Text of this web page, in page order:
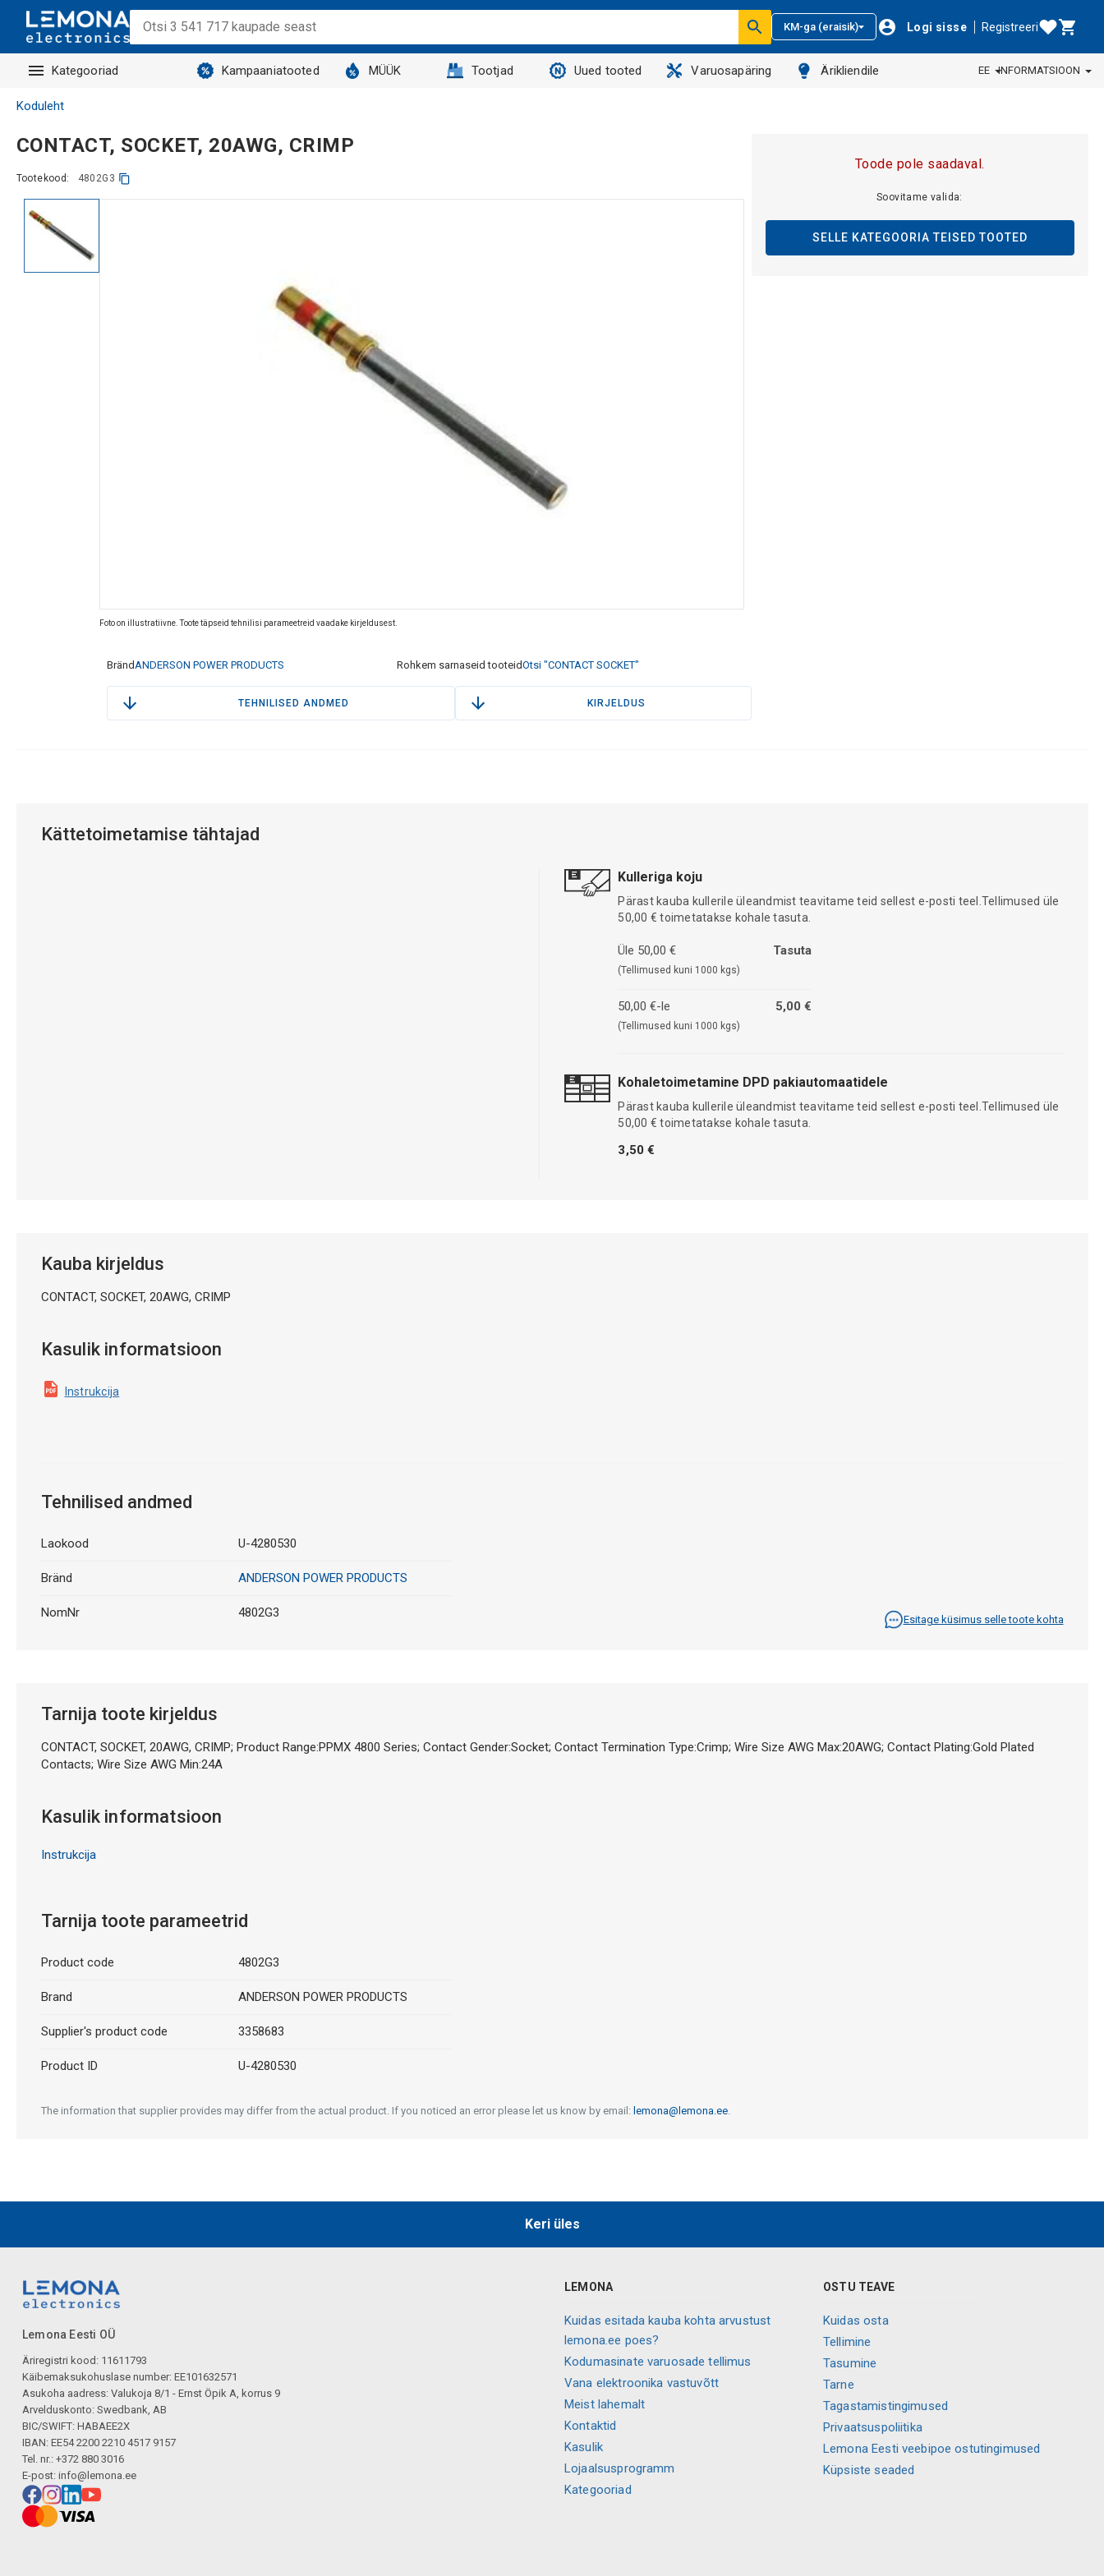
KM-ga (eraisik) Logi sisse Registreeri
Kategooriad Kampaaniatooted MÜÜK Tootjad Uued tooted Varuosapäring Ärikliendile EE INFORMATSIOON
Koduleht
CONTACT, SOCKET, 20AWG, CRIMP
Tootekood: 4802G3
Foto on illustratiivne. Toote täpseid tehnilisi parameetreid vaadake kirjeldusest.
BrändANDERSON POWER PRODUCTS Rohkem sarnaseid tooteidOtsi "CONTACT SOCKET"
TEHNILISED ANDMED KIRJELDUS
Toode pole saadaval.
Soovitame valida:
SELLE KATEGOORIA TEISED TOOTED
Kättetoimetamise tähtajad
Kulleriga koju
Pärast kauba kullerile üleandmist teavitame teid sellest e-posti teel.Tellimused üle
50,00 € toimetatakse kohale tasuta.
Üle 50,00 €
(Tellimused kuni 1000 kgs)
Tasuta
50,00 €-le
(Tellimused kuni 1000 kgs)
5,00 €
Kohaletoimetamine DPD pakiautomaatidele
Pärast kauba kullerile üleandmist teavitame teid sellest e-posti teel.Tellimused üle
50,00 € toimetatakse kohale tasuta.
3,50 €
Kauba kirjeldus
CONTACT, SOCKET, 20AWG, CRIMP
Kasulik informatsioon
Instrukcija
Tehnilised andmed
Laokood U-4280530
Bränd ANDERSON POWER PRODUCTS
NomNr 4802G3 Esitage küsimus selle toote kohta
Tarnija toote kirjeldus
CONTACT, SOCKET, 20AWG, CRIMP; Product Range:PPMX 4800 Series; Contact Gender:Socket; Contact Termination Type:Crimp; Wire Size AWG Max:20AWG; Contact Plating:Gold Plated
Contacts; Wire Size AWG Min:24A
Kasulik informatsioon
Instrukcija
Tarnija toote parameetrid
Product code 4802G3
Brand ANDERSON POWER PRODUCTS
Supplier's product code 3358683
Product ID U-4280530
The information that supplier provides may differ from the actual product. If you noticed an error please let us know by email: lemona@lemona.ee.
Keri üles
Lemona Eesti OÜ
Äriregistri kood: 11611793
Käibemaksukohuslase number: EE101632571
Asukoha aadress: Valukoja 8/1 - Ernst Öpik A, korrus 9
Arvelduskonto: Swedbank, AB
BIC/SWIFT: HABAEE2X
IBAN: EE54 2200 2210 4517 9157
Tel. nr.: +372 880 3016
E-post: info@lemona.ee
LEMONA
Kuidas esitada kauba kohta arvustust
lemona.ee poes?
Kodumasinate varuosade tellimus
Vana elektroonika vastuvõtt
Meist lahemalt
Kontaktid
Kasulik
Lojaalsusprogramm
Kategooriad
OSTU TEAVE
Kuidas osta
Tellimine
Tasumine
Tarne
Tagastamistingimused
Privaatsuspoliitika
Lemona Eesti veebipoe ostutingimused
Küpsiste seaded